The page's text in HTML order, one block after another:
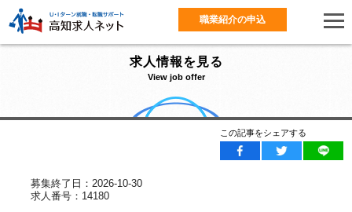
職業紹介の申込
求人情報を見る
View job offer
この記事をシェアする
募集終了日：2026-10-30
求人番号：14180